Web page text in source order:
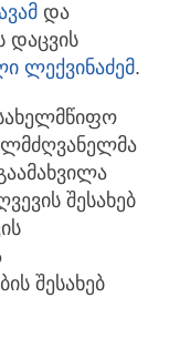
და
დაცვის
ლექვინაძემ.
შესახებ
შესახებ